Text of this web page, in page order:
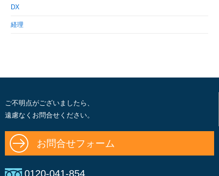
DX
経理
ご不明点がございましたら、
遠慮なくお問合せください。
お問合せフォーム
0120-041-854